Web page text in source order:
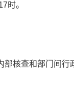
时。
部核查和部门间行